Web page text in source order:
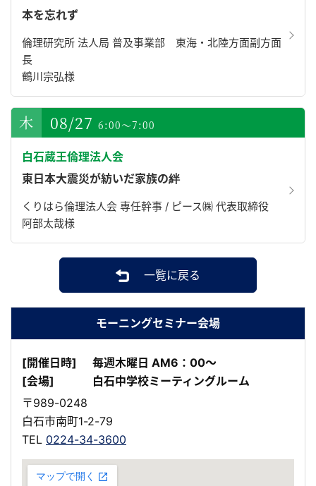
本を忘れず
倫理研究所 法人局 普及事業部 東海・北陸方面副方面
長
鶴川宗弘様
08/27 6:00～7:00
白石蔵王倫理法人会
東日本大震災が紡いだ家族の絆
くりはら倫理法人会 専任幹事 / ピース㈱ 代表取締役
阿部太哉様
一覧に戻る
モーニングセミナー会場
[開催日時]
毎週木曜日 AM6：00～
[会場]
白石中学校ミーティングルーム
〒989-0248
白石市南町1-2-79
TEL 0224-34-3600